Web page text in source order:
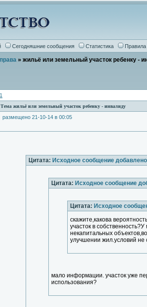
Сегодняшние сообщения Статистика
» жильё или земельный участок ребенку -
Тема жильё или земельный участок ребенку - инвалиду
размещено 21-10-14 в 00:05
Цитата: Исходное сообщение
Цитата: Исходное сообщение
Цитата: Исходное
скажите,какова
участок в
некапитальных
улучшении жил.условий не
мало информации. участок уже
использования?